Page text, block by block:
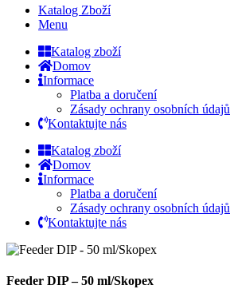
Katalog Zboží
Menu
Katalog zboží
Domov
Informace
Platba a doručení
Zásady ochrany osobních údajů
Kontaktujte nás
Katalog zboží
Domov
Informace
Platba a doručení
Zásady ochrany osobních údajů
Kontaktujte nás
Feeder DIP – 50 ml/Skopex